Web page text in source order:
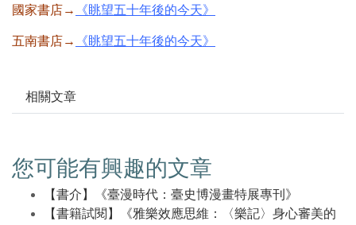
國家書店→ 《眺望五十年後的今天》
五南書店→ 《眺望五十年後的今天》
相關文章
您可能有興趣的文章
【書介】《臺漫時代：臺史博漫畫特展專刊》
【書籍試閱】《雅樂效應思維：〈樂記〉身心審美的